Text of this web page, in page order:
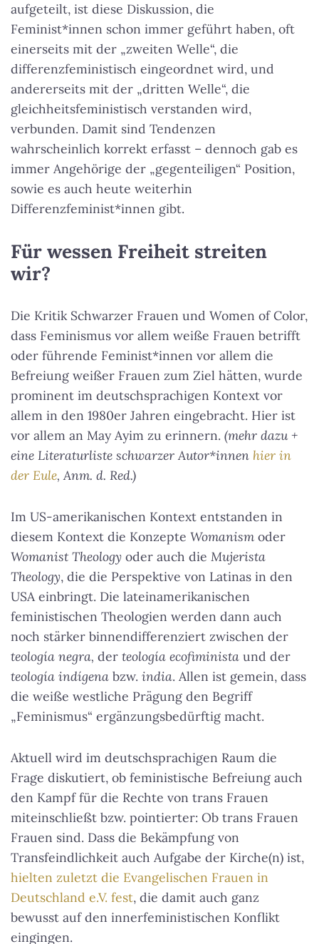
aufgeteilt, ist diese Diskussion, die
Feminist*innen schon immer geführt haben, oft
einerseits mit der „zweiten Welle“, die
differenzfeministisch eingeordnet wird, und
andererseits mit der „dritten Welle“, die
gleichheitsfeministisch verstanden wird,
verbunden. Damit sind Tendenzen
wahrscheinlich korrekt erfasst – dennoch gab es
immer Angehörige der „gegenteiligen“ Position,
sowie es auch heute weiterhin
Differenzfeminist*innen gibt.
Für wessen Freiheit streiten
wir?
Die Kritik Schwarzer Frauen und Women of Color,
dass Feminismus vor allem weiße Frauen betrifft
oder führende Feminist*innen vor allem die
Befreiung weißer Frauen zum Ziel hätten, wurde
prominent im deutschsprachigen Kontext vor
allem in den 1980er Jahren eingebracht. Hier ist
vor allem an May Ayim zu erinnern. (mehr dazu +
eine Literaturliste schwarzer Autor*innen hier in
der Eule, Anm. d. Red.)
Im US-amerikanischen Kontext entstanden in
diesem Kontext die Konzepte Womanism oder
Womanist Theology oder auch die Mujerista
Theology, die die Perspektive von Latinas in den
USA einbringt. Die lateinamerikanischen
feministischen Theologien werden dann auch
noch stärker binnendifferenziert zwischen der
teología negra, der teología ecofiminista und der
teología indígena bzw. india. Allen ist gemein, dass
die weiße westliche Prägung den Begriff
„Feminismus“ ergänzungsbedürftig macht.
Aktuell wird im deutschsprachigen Raum die
Frage diskutiert, ob feministische Befreiung auch
den Kampf für die Rechte von trans Frauen
miteinschließt bzw. pointierter: Ob trans Frauen
Frauen sind. Dass die Bekämpfung von
Transfeindlichkeit auch Aufgabe der Kirche(n) ist,
hielten zuletzt die Evangelischen Frauen in
Deutschland e.V. fest, die damit auch ganz
bewusst auf den innerfeministischen Konflikt
eingingen.